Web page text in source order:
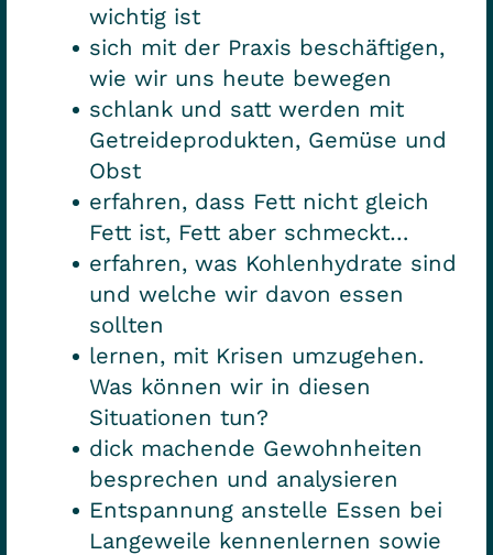
wichtig ist
sich mit der Praxis beschäftigen,
wie wir uns heute bewegen
schlank und satt werden mit
Getreideprodukten, Gemüse und
Obst
erfahren, dass Fett nicht gleich
Fett ist, Fett aber schmeckt…
erfahren, was Kohlenhydrate sind
und welche wir davon essen
sollten
lernen, mit Krisen umzugehen.
Was können wir in diesen
Situationen tun?
dick machende Gewohnheiten
besprechen und analysieren
Entspannung anstelle Essen bei
Langeweile kennenlernen sowie